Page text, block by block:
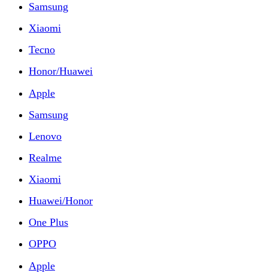
Samsung
Xiaomi
Tecno
Honor/Huawei
Apple
Samsung
Lenovo
Realme
Xiaomi
Huawei/Honor
One Plus
OPPO
Apple